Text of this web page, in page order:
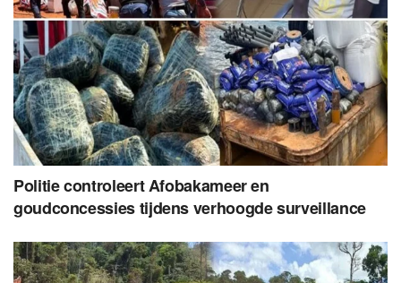
Politie controleert Afobakameer en
goudconcessies tijdens verhoogde surveillance